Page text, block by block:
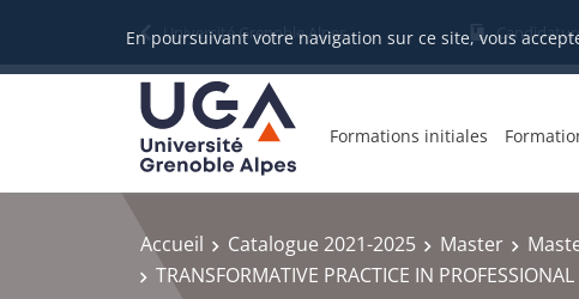
En poursuivant votre navigation sur ce site, vous
Université Grenoble Alpes
Formations initiales
Accueil Catalogue 2021-2025 Master
TRANSFORMATIVE PRACTICE IN